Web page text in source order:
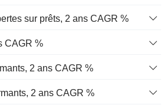
sur prêts, 2 ans CAGR %
CAGR %
2 ans CAGR %
2 ans CAGR %